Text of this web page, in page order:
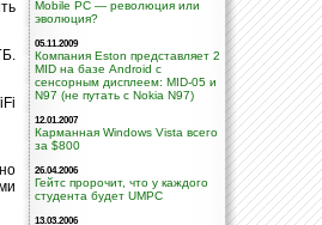
Mobile PC — революция или
эволюция?
05.11.2009
Компания Eston представляет 2
MID на базе Android с
сенсорным дисплеем: MID-05 и
N97 (не путать с Nokia N97)
12.01.2007
Карманная Windows Vista всего
за $800
26.04.2006
Гейтс пророчит, что у каждого
студента будет UMPC
13.03.2006